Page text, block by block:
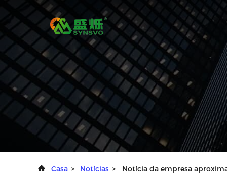
Casa > Notícias >
Notícia da empresa